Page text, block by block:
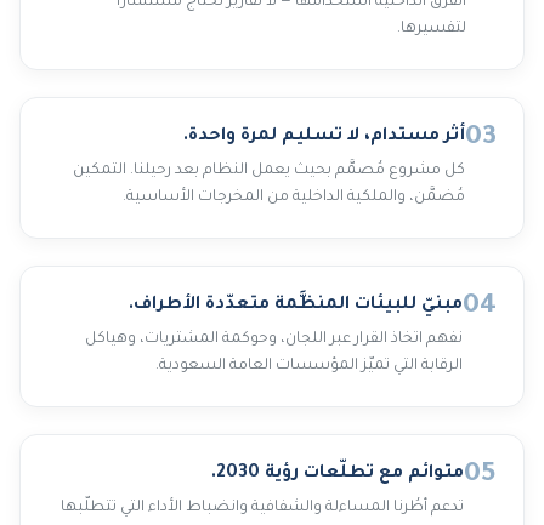
لتفسيرها.
03أثر مستدام، لا تسليم لمرة واحدة.
كل مشروع مُصمَّم بحيث يعمل النظام بعد رحيلنا. التمكين
مُضمَّن، والملكية الداخلية من المخرجات الأساسية.
04مبنيّ للبيئات المنظَّمة متعدّدة الأطراف.
نفهم اتخاذ القرار عبر اللجان، وحوكمة المشتريات، وهياكل
الرقابة التي تميّز المؤسسات العامة السعودية.
05متوائم مع تطلّعات رؤية 2030.
تدعم أطُرنا المساءلة والشفافية وانضباط الأداء التي تتطلّبها